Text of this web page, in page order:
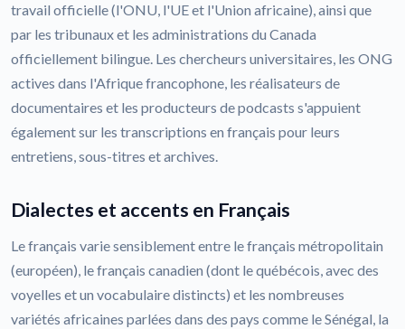
travail officielle (l'ONU, l'UE et l'Union africaine), ainsi que
par les tribunaux et les administrations du Canada
officiellement bilingue. Les chercheurs universitaires, les ONG
actives dans l'Afrique francophone, les réalisateurs de
documentaires et les producteurs de podcasts s'appuient
également sur les transcriptions en français pour leurs
entretiens, sous-titres et archives.
Dialectes et accents en Français
Le français varie sensiblement entre le français métropolitain
(européen), le français canadien (dont le québécois, avec des
voyelles et un vocabulaire distincts) et les nombreuses
variétés africaines parlées dans des pays comme le Sénégal, la